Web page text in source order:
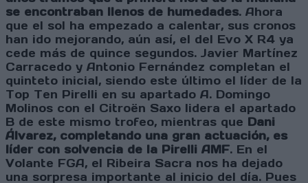
se encontraban llenos de humedades. Ahora
que el sol ha empezado a calentar, sus cronos
han ido mejorando, aún así, el del Evo X R4 ya
cede más de quince segundos. Javier Martínez
Carracedo y Antonio Fernández completan el
quinteto inicial, siendo este último el líder de la
Top Ten Pirelli en su apartado A. Domingo
Molinos con el Citroën Saxo lidera el apartado
B de este mismo trofeo, mientras que Dani
Álvarez, completando una gran actuación, es
líder con solvencia de la Pirelli AMF. En el
Volante FGA, el Ribeira Sacra nos ha dejado
una sorpresa importante al inicio del día. Pues